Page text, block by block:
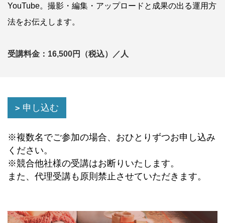
YouTube。撮影・編集・アップロードと成果の出る運用方
法をお伝えします。
受講料金：16,500円（税込）／人
申し込む
※複数名でご参加の場合、おひとりずつお申し込み
ください。
※競合他社様の受講はお断りいたします。
また、代理受講も原則禁止させていただきます。